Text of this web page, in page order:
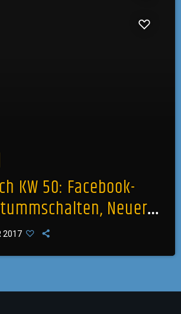
KW 50: Facebook-
Neuer
von
2017